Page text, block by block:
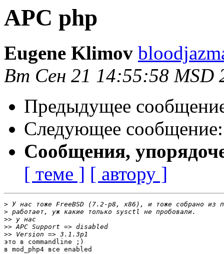
APC php
Eugene Klimov
Вт Сен 21 14:55:58 MSD
Предыдущее
Следующее
Сообщения,
[ теме ] [ автору ]
>
>
>>
>>
>>
это в commandline ;)
в mod_php4 все enabled